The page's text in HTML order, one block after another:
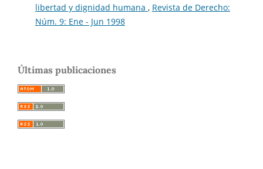
libertad y dignidad humana , Revista de Derecho:
Núm. 9: Ene - Jun 1998
Últimas publicaciones